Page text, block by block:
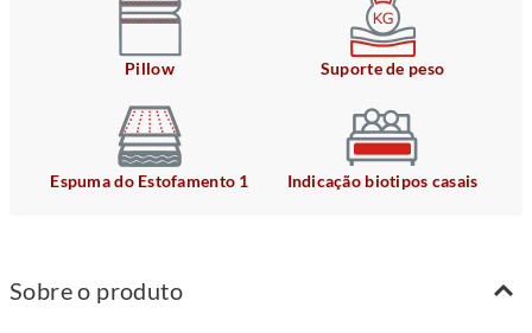
Pillow Suporte de peso
Espuma do Estofamento 1 Indicação biotipos casais
Sobre o produto